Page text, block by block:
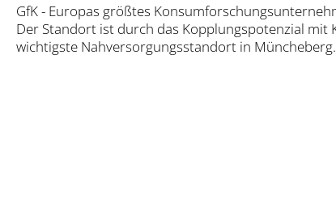
GfK - Euro­pas größ­tes
Der Stand­ort ist durch das Kopp­lungs­po­ten­zi­al
wich­tigs­te Nah­ver­sor­gungs­stand­ort in Mün­che­berg.